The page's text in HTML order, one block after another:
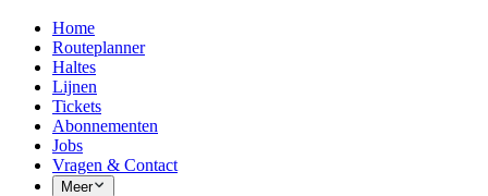
Home
Routeplanner
Haltes
Lijnen
Tickets
Abonnementen
Jobs
Vragen & Contact
Meer